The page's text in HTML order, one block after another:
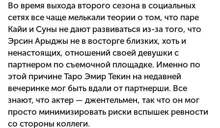
Во время выхода второго сезона в социальных
сетях все чаще мелькали теории о том, что паре
Кайи и Суны не дают развиваться из-за того, что
Эрсин Арыджы не в восторге близких, хоть и
ненастоящих, отношений своей девушки с
партнером по съемочной площадке. Именно по
этой причине Таро Эмир Текин на недавней
вечеринке мог быть вдали от партнерши. Все
знают, что актер — джентельмен, так что он мог
просто минимизировать риски вспышек ревности
со стороны коллеги.